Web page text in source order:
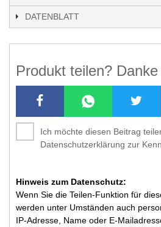
DATENBLATT
Produkt teilen?
Ich möchte diesen Beitrag
Datenschutzerklärung zur
Hinweis zum Datenschutz:
Wenn Sie die Teilen-Funktion für
werden unter Umständen auch
IP-Adresse, Name oder E-